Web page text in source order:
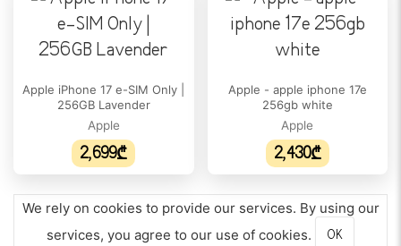
IP დაცვა :
IP68
e-SIM Only
სტერეო სპიკერი:
E-SIM:
Apple iPhone 17 e-SIM Only |
256GB Lavender
Apple
2,699₾
Apple - apple iphone 17e
256gb white
Apple
2,430₾
We rely on cookies to provide our services. By using our
services, you agree to our use of cookies.
OK